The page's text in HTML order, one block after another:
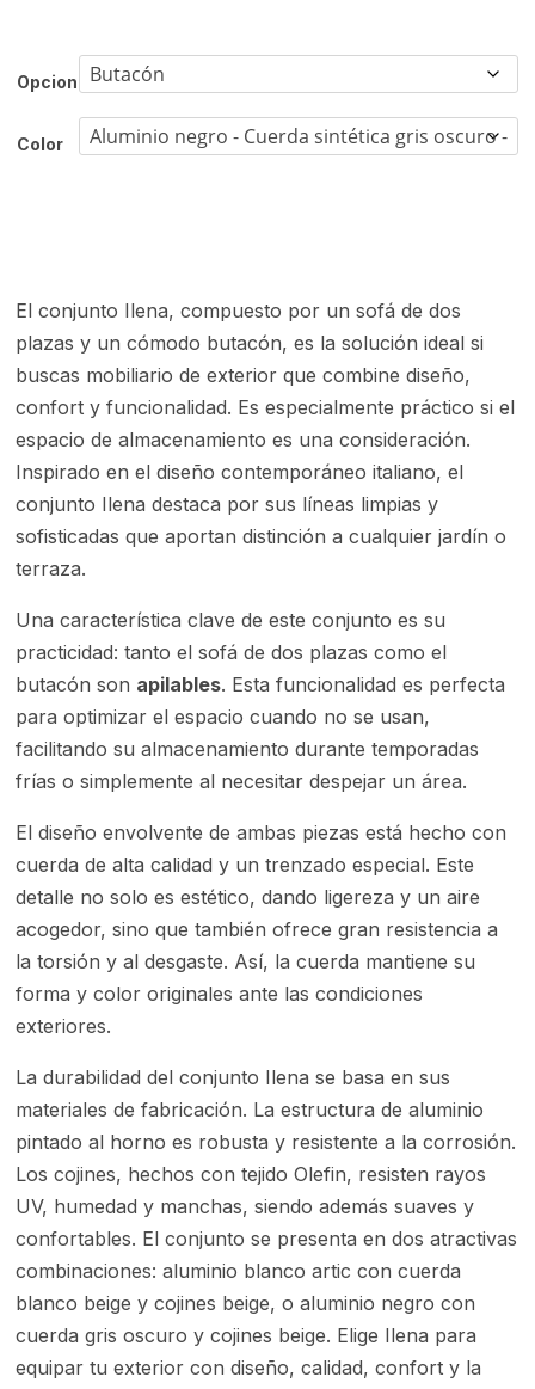
valoración
de un cliente
Opcion
Color
El conjunto Ilena, compuesto por un sofá de dos
plazas y un cómodo butacón, es la solución ideal si
buscas mobiliario de exterior que combine diseño,
confort y funcionalidad. Es especialmente práctico si el
espacio de almacenamiento es una consideración.
Inspirado en el diseño contemporáneo italiano, el
conjunto Ilena destaca por sus líneas limpias y
sofisticadas que aportan distinción a cualquier jardín o
terraza.
Una característica clave de este conjunto es su
practicidad: tanto el sofá de dos plazas como el
butacón son apilables. Esta funcionalidad es perfecta
para optimizar el espacio cuando no se usan,
facilitando su almacenamiento durante temporadas
frías o simplemente al necesitar despejar un área.
El diseño envolvente de ambas piezas está hecho con
cuerda de alta calidad y un trenzado especial. Este
detalle no solo es estético, dando ligereza y un aire
acogedor, sino que también ofrece gran resistencia a
la torsión y al desgaste. Así, la cuerda mantiene su
forma y color originales ante las condiciones
exteriores.
La durabilidad del conjunto Ilena se basa en sus
materiales de fabricación. La estructura de aluminio
pintado al horno es robusta y resistente a la corrosión.
Los cojines, hechos con tejido Olefin, resisten rayos
UV, humedad y manchas, siendo además suaves y
confortables. El conjunto se presenta en dos atractivas
combinaciones: aluminio blanco artic con cuerda
blanco beige y cojines beige, o aluminio negro con
cuerda gris oscuro y cojines beige. Elige Ilena para
equipar tu exterior con diseño, calidad, confort y la